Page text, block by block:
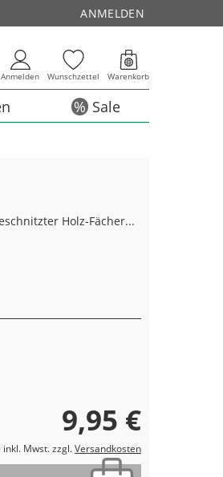
ANMELDEN
Anmelden Wunschzettel Warenkorb
Sale
Holz-Fächer...
9,95 €
inkl. Mwst. zzgl.Versandkosten